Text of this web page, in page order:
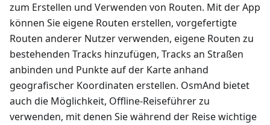
zum Erstellen und Verwenden von Routen. Mit der App
können Sie eigene Routen erstellen, vorgefertigte
Routen anderer Nutzer verwenden, eigene Routen zu
bestehenden Tracks hinzufügen, Tracks an Straßen
anbinden und Punkte auf der Karte anhand
geografischer Koordinaten erstellen. OsmAnd bietet
auch die Möglichkeit, Offline-Reiseführer zu
verwenden, mit denen Sie während der Reise wichtige